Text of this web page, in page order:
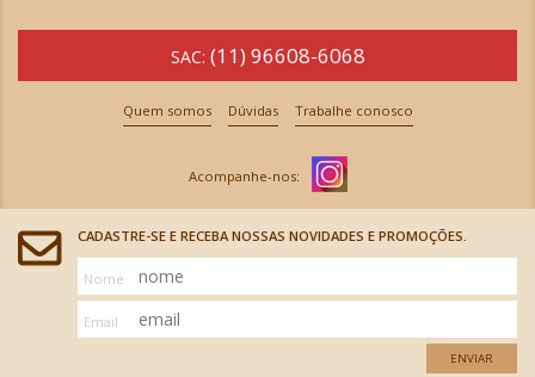
SAC: (11) 96608-6068
Quem somos Dúvidas Trabalhe conosco
CADASTRE-SE E RECEBA NOSSAS NOVIDADES E PROMOÇÕES.
Nome
Email
ENVIAR